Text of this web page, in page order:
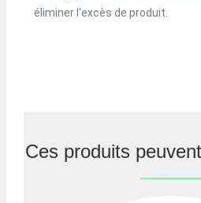
éliminer l'excès de produit.
Ces produits